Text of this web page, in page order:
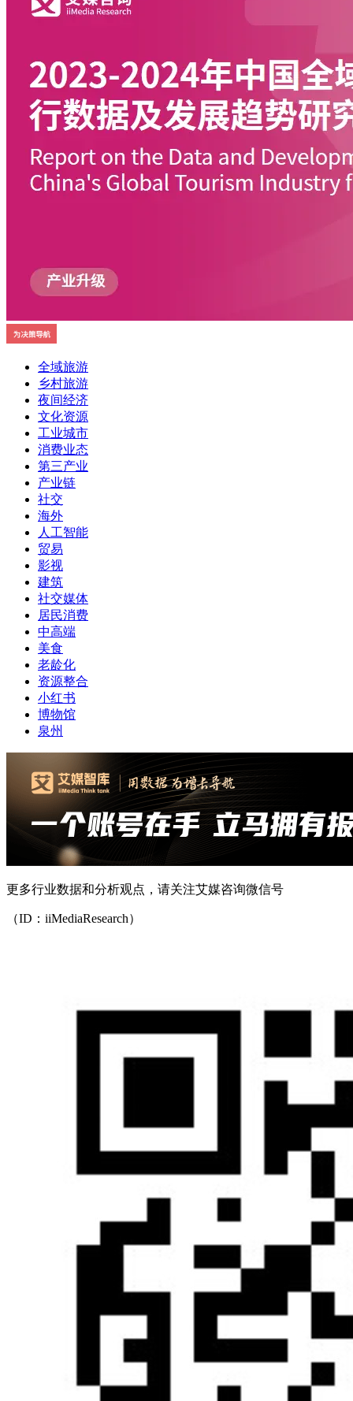
全域旅游
乡村旅游
夜间经济
文化资源
工业城市
消费业态
第三产业
产业链
社交
海外
人工智能
贸易
影视
建筑
社交媒体
居民消费
中高端
美食
老龄化
资源整合
小红书
博物馆
泉州
更多行业数据和分析观点，请关注艾媒咨询微信号
（ID：iiMediaResearch）